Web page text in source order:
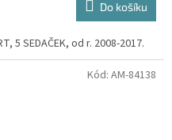
Do košíku
5 SEDAČEK, od r. 2008-2017.
Kód: AM-84138